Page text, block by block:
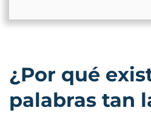
¿Por qué
palabras tan